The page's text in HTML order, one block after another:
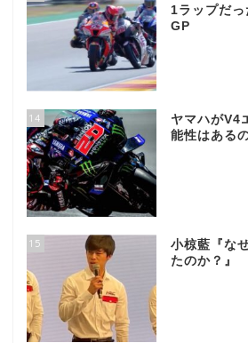
1ラップだ
GP
14
ヤマハがV4
能性はある
15
小椋藍『な
たのか？』